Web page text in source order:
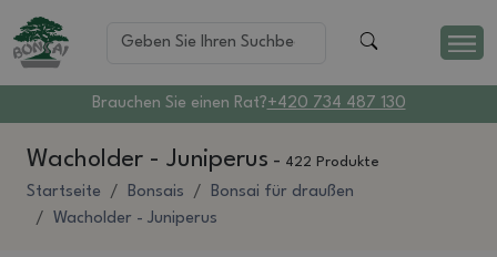
Brauchen Sie einen Rat?+420 734 487 130
Wacholder - Juniperus - 422 Produkte
Startseite Bonsais
Bonsai für draußen
Wacholder - Juniperus